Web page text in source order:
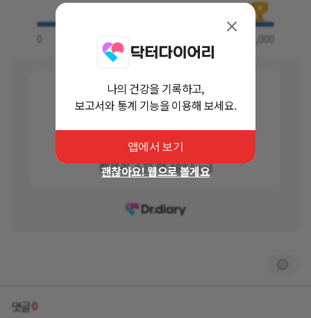
댓글0
나의 건강을 기록하고,
보고서와 통계 기능을 이용해 보세요.
앱에서 보기
괜찮아요! 웹으로 볼게요